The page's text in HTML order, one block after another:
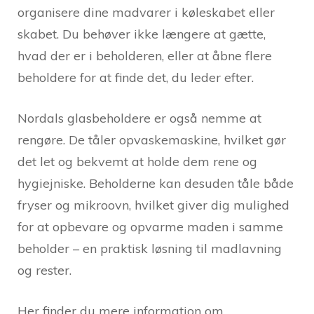
organisere dine madvarer i køleskabet eller
skabet. Du behøver ikke længere at gætte,
hvad der er i beholderen, eller at åbne flere
beholdere for at finde det, du leder efter.
Nordals glasbeholdere er også nemme at
rengøre. De tåler opvaskemaskine, hvilket gør
det let og bekvemt at holde dem rene og
hygiejniske. Beholderne kan desuden tåle både
fryser og mikroovn, hvilket giver dig mulighed
for at opbevare og opvarme maden i samme
beholder – en praktisk løsning til madlavning
og rester.